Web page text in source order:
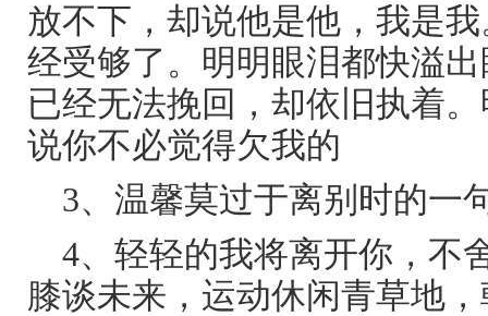
放不下，却说他是他，我是
经受够了。明明眼泪都快溢
已经无法挽回，却依旧执着
说你不必觉得欠我的
3、温馨莫过于离别时的一
4、轻轻的我将离开你，不
膝谈未来，运动休闲青草地